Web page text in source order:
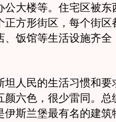
公大楼等。住宅区被东
正方形街区，每个街区
、饭馆等生活设施齐全
坦人民的生活习惯和要
颜六色，很少雷同。总
伊斯兰堡最有名的建筑